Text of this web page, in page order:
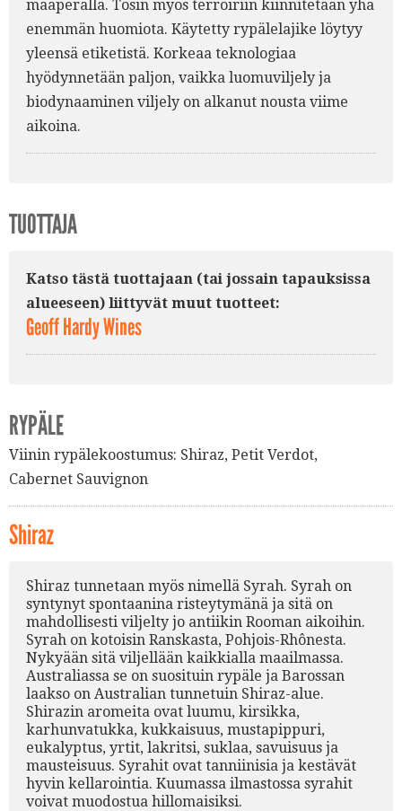
maaperällä. Tosin myös terroiriin kiinnitetään yhä
enemmän huomiota. Käytetty rypälelajike löytyy
yleensä etiketistä. Korkeaa teknologiaa
hyödynnetään paljon, vaikka luomuviljely ja
biodynaaminen viljely on alkanut nousta viime
aikoina.
TUOTTAJA
Katso tästä tuottajaan (tai jossain tapauksissa
alueeseen) liittyvät muut tuotteet:
Geoff Hardy Wines
RYPÄLE
Viinin rypälekoostumus: Shiraz, Petit Verdot,
Cabernet Sauvignon
Shiraz
Shiraz tunnetaan myös nimellä Syrah. Syrah on
syntynyt spontaanina risteytymänä ja sitä on
mahdollisesti viljelty jo antiikin Rooman aikoihin.
Syrah on kotoisin Ranskasta, Pohjois-Rhônesta.
Nykyään sitä viljellään kaikkialla maailmassa.
Australiassa se on suosituin rypäle ja Barossan
laakso on Australian tunnetuin Shiraz-alue.
Shirazin aromeita ovat luumu, kirsikka,
karhunvatukka, kukkaisuus, mustapippuri,
eukalyptus, yrtit, lakritsi, suklaa, savuisuus ja
mausteisuus. Syrahit ovat tanniinisia ja kestävät
hyvin kellarointia. Kuumassa ilmastossa syrahit
voivat muodostua hillomaisiksi.